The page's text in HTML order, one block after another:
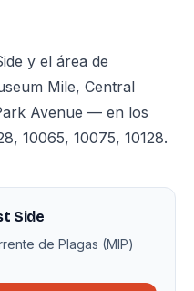
y el área de
Mile, Central
Avenue — en los
10065, 10075, 10128.
Side
de Plagas (MIP)